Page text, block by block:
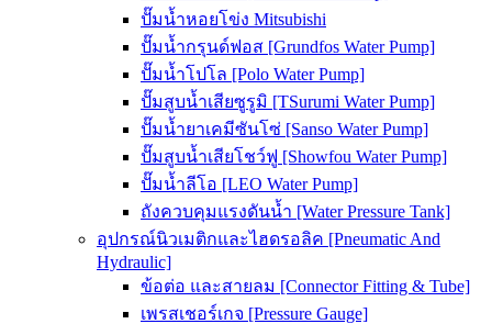
ปั๊มน้ำหอยโข่ง Mitsubishi
ปั๊มน้ำกรุนด์ฟอส [Grundfos Water Pump]
ปั๊มน้ำโปโล [Polo Water Pump]
ปั๊มสูบน้ำเสียซูรูมิ [TSurumi Water Pump]
ปั๊มน้ำยาเคมีซันโซ่ [Sanso Water Pump]
ปั๊มสูบน้ำเสียโชว์ฟู [Showfou Water Pump]
ปั๊มน้ำลีโอ [LEO Water Pump]
ถังควบคุมแรงดันน้ำ [Water Pressure Tank]
อุปกรณ์นิวเมติกและไฮดรอลิค [Pneumatic And
Hydraulic]
ข้อต่อ และสายลม [Connector Fitting & Tube]
เพรสเชอร์เกจ [Pressure Gauge]